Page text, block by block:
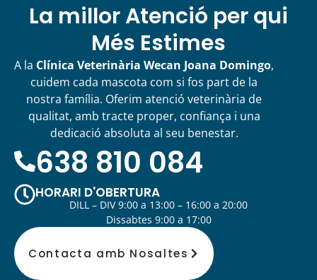
La millor Atenció per qui
Més Estimes
A la Clínica Veterinària Wecan Joana Domingo,
cuidem cada mascota com si fos part de la
nostra família. Oferim atenció veterinària de
qualitat, amb tracte proper, confiança i una
dedicació absoluta al seu benestar.
638 810 084
HORARI D'OBERTURA
DILL – DIV 9:00 a 13:00 – 16:00 a 20:00
Dissabtes 9:00 a 17:00
Contacta amb Nosaltes